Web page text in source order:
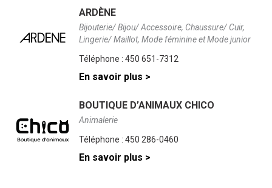
ARDÈNE
Bijouterie/ Bijou/ Accessoire, Chaussure/ Cuir,
Lingerie/ Maillot, Mode féminine et Mode junior
Téléphone : 450 651-7312
En savoir plus >
BOUTIQUE D’ANIMAUX CHICO
Animalerie
Téléphone : 450 286-0460
En savoir plus >